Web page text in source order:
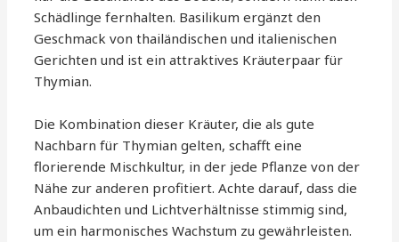
Schädlinge fernhalten. Basilikum ergänzt den
Geschmack von thailändischen und italienischen
Gerichten und ist ein attraktives Kräuterpaar für
Thymian.
Die Kombination dieser Kräuter, die als gute
Nachbarn für Thymian gelten, schafft eine
florierende Mischkultur, in der jede Pflanze von der
Nähe zur anderen profitiert. Achte darauf, dass die
Anbaudichten und Lichtverhältnisse stimmig sind,
um ein harmonisches Wachstum zu gewährleisten.